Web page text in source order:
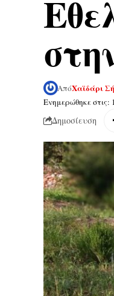
Ενημερώθηκε στις:
ΑπόΧαϊδάρι
Δημοσίευση